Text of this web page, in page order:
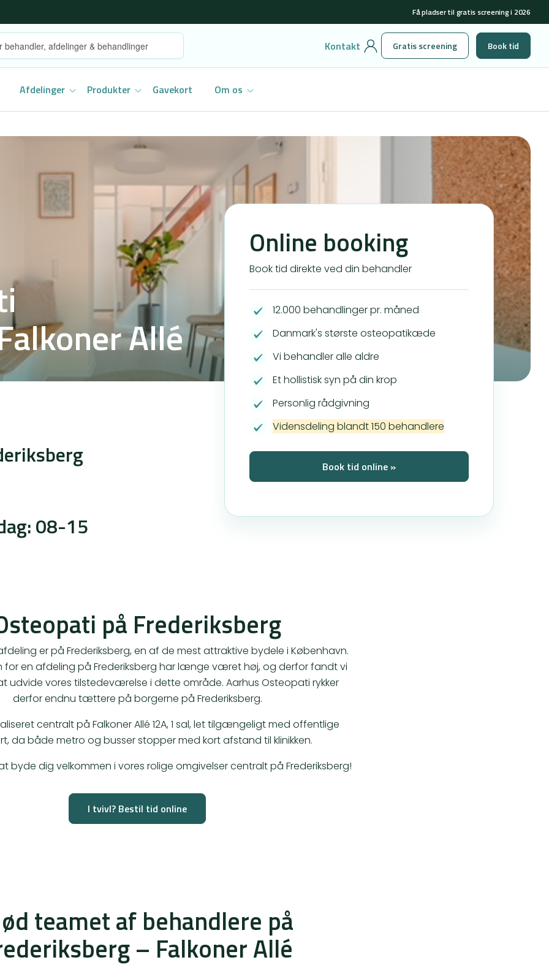
Få pladser til gratis screening i 2026
Kontakt Gratis screening Book tid
Afdelinger Produkter Gavekort Om os
Allé
08-15
Online booking
Book tid direkte ved din behandler
12.000 behandlinger pr. måned
Danmark's største osteopatikæde
Vi behandler alle aldre
Et hollistisk syn på din krop
Personlig rådgivning
Vidensdeling blandt 150 behandlere
Book tid online »
på Frederiksberg
er på Frederiksberg, en af de mest attraktive bydele i København.
for en afdeling på Frederiksberg har længe været høj, og derfor fandt vi
udvide vores tilstedeværelse i dette område. Aarhus Osteopati rykker
derfor endnu tættere på borgerne på Frederiksberg.
centralt på Falkoner Allé 12A, 1 sal, let tilgængeligt med offentlige
da både metro og busser stopper med kort afstand til klinikken.
byde dig velkommen i vores rolige omgivelser centralt på Frederiksberg!
I tvivl? Bestil tid online
teamet af behandlere på
– Falkoner Allé